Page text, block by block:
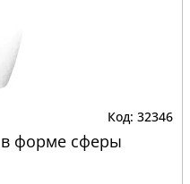
32346
в форме сферы